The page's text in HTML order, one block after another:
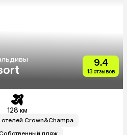
9.4
13 отзывов
128 км
отелей Crown&Champa
пляж